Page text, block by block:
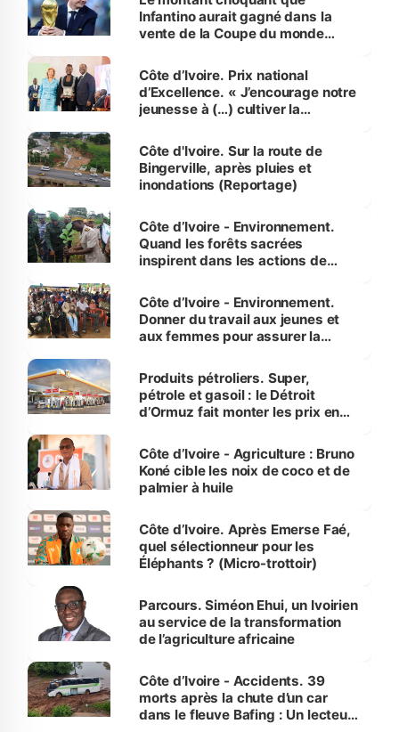
Infantino aurait gagné dans la
vente de la Coupe du monde
Côte d’Ivoire. Prix national
d’Excellence. « J’encourage notre
jeunesse à (…) cultiver la
(Alassane Ouattara
Côte d'Ivoire. Sur la route de
Bingerville, après pluies et
inondations (Reportage)
Côte d’Ivoire - Environnement.
Quand les forêts sacrées
inspirent dans les actions de
Côte d’Ivoire - Environnement.
Donner du travail aux jeunes et
aux femmes pour assurer la
menacées
Produits pétroliers. Super,
pétrole et gasoil : le Détroit
d’Ormuz fait monter les prix en
Côte d’Ivoire - Agriculture : Bruno
Koné cible les noix de coco et de
palmier à huile
Côte d’Ivoire. Après Emerse Faé,
quel sélectionneur pour les
Éléphants ? (Micro-trottoir)
Parcours. Siméon Ehui, un Ivoirien
au service de la transformation
de l’agriculture africaine
Côte d’Ivoire - Accidents. 39
morts après la chute d’un car
dans le fleuve Bafing : Un lecteur